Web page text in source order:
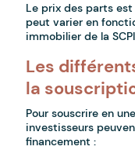
Le prix des parts
peut varier en
immobilier de la
Les
la
Pour souscrire en
investisseurs
financement :